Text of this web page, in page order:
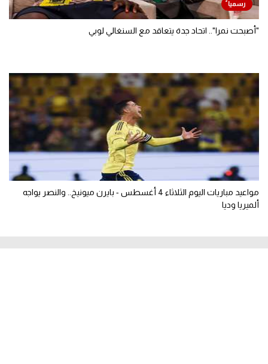
"أصبحت نمرا".. اتحاد جدة يتعاقد مع السنغالي لوبي
مواعيد مباريات اليوم الثلاثاء 4 أغسطس - بايرن ميونيخ.. والنصر يواجه
ألميريا وديا